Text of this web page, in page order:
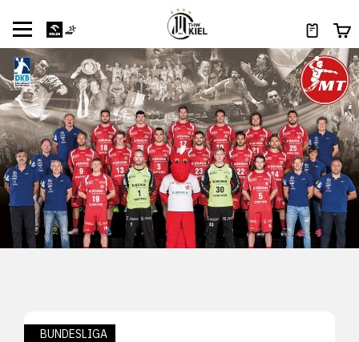
BUNDESLIGA